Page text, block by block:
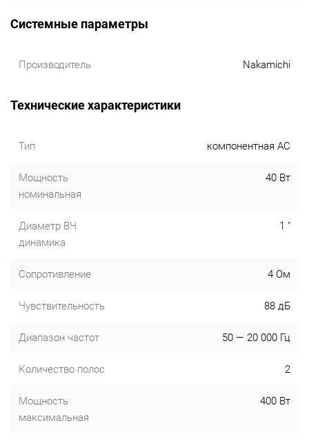
Системные параметры
Производитель Nakamichi
Технические характеристики
Тип компонентная АС
Мощность
номинальная
40 Вт
Диаметр ВЧ
динамика
1 "
Сопротивление 4 Ом
Чувствительность 88 дБ
Диапазон частот 50 — 20 000 Гц
Количество полос 2
Мощность
максимальная
400 Вт